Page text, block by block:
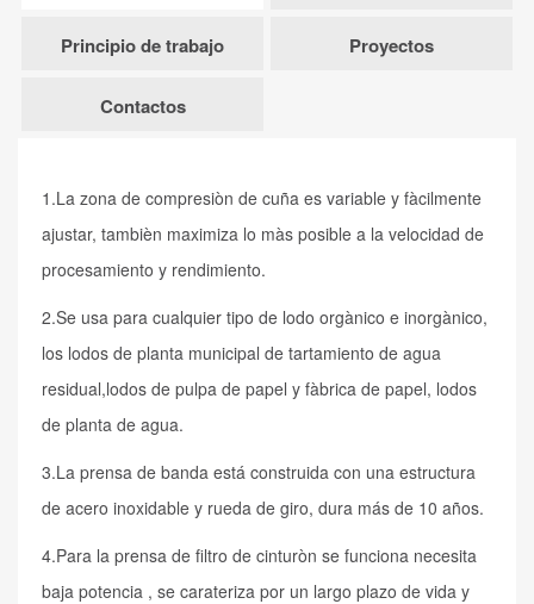
Principio de trabajo Proyectos
Contactos
1.La zona de compresiòn de cuña es variable y fàcilmente
ajustar, tambièn maximiza lo màs posible a la velocidad de
procesamiento y rendimiento.
2.Se usa para cualquier tipo de lodo orgànico e inorgànico,
los lodos de planta municipal de tartamiento de agua
residual,lodos de pulpa de papel y fàbrica de papel, lodos
de planta de agua.
3.La prensa de banda está construida con una estructura
de acero inoxidable y rueda de giro, dura más de 10 años.
4.Para la prensa de filtro de cinturòn se funciona necesita
baja potencia , se carateriza por un largo plazo de vida y